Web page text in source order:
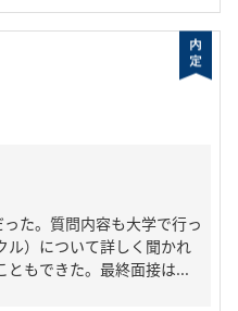
た。質問内容も大学で行っ
ル）について詳しく聞かれ
ともできた。最終面接は...